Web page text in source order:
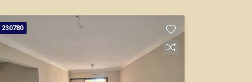
230780